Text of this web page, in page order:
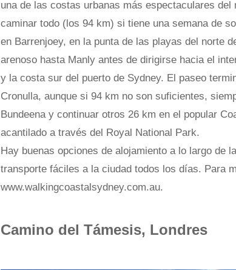
una de las costas urbanas más espectaculares del
caminar todo (los 94 km) si tiene una semana de
en Barrenjoey, en la punta de las playas del norte
arenoso hasta Manly antes de dirigirse hacia el
y la costa sur del puerto de Sydney. El paseo
Cronulla, aunque si 94 km no son suficientes,
Bundeena y continuar otros 26 km en el popular
acantilado a través del Royal National Park.
Hay buenas opciones de alojamiento a lo largo de
transporte fáciles a la ciudad todos los días. Para
www.walkingcoastalsydney.com.au.
Camino del Támesis, Londres